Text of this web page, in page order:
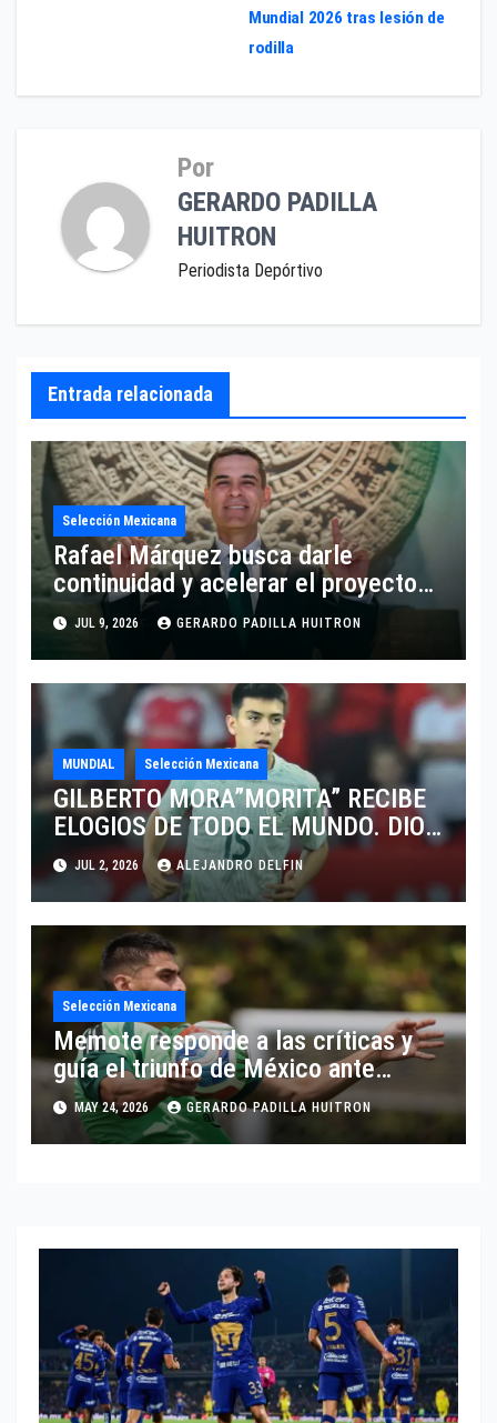
Mundial 2026 tras lesión de
rodilla
Por
GERARDO PADILLA
HUITRON
Periodista Depórtivo
Entrada relacionada
Selección Mexicana
Rafael Márquez busca darle
continuidad y acelerar el proyecto
de la Selección Mexicana
JUL 9, 2026 GERARDO PADILLA HUITRON
MUNDIAL Selección Mexicana
GILBERTO MORA”MORITA” RECIBE
ELOGIOS DE TODO EL MUNDO. DIO
UN PARTIDAZO
JUL 2, 2026 ALEJANDRO DELFIN
Selección Mexicana
Memote responde a las críticas y
guía el triunfo de México ante
Ghana
MAY 24, 2026 GERARDO PADILLA HUITRON